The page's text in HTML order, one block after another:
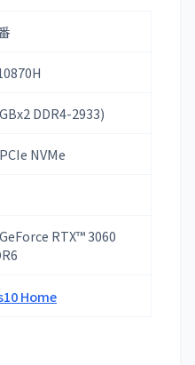
DDR4-2933)
NVMe
RTX™ 3060
Home